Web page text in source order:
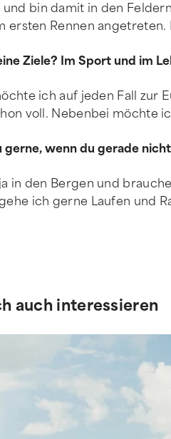
und bin damit in den
ersten Rennen
Ziele? Im Sport und im
ich auf jeden Fall zur
voll. Nebenbei möchte
gerne, wenn du gerade
in den Bergen und
ich gerne Laufen und
auch interessieren